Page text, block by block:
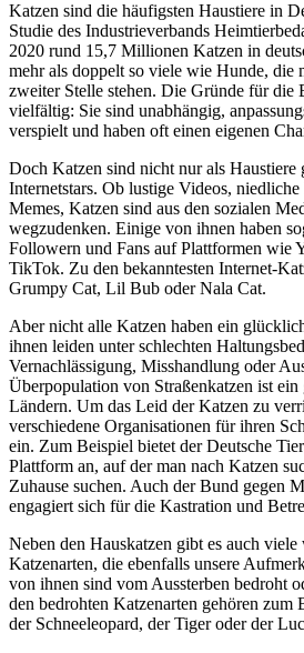
Katzen sind die häufigsten Haustiere in
Studie des Industrieverbands
2020 rund 15,7 Millionen Katzen in
mehr als doppelt so viele wie Hunde, die
zweiter Stelle stehen. Die Gründe für die
vielfältig: Sie sind unabhängig,
verspielt und haben oft einen eigenen
Doch Katzen sind nicht nur als Haustiere
Internetstars. Ob lustige Videos,
Memes, Katzen sind aus den sozialen
wegzudenken. Einige von ihnen haben
Followern und Fans auf Plattformen wie
TikTok. Zu den bekanntesten Internet-
Grumpy Cat, Lil Bub oder Nala Cat.
Aber nicht alle Katzen haben ein
ihnen leiden unter schlechten
Vernachlässigung, Misshandlung oder
Überpopulation von Straßenkatzen ist
Ländern. Um das Leid der Katzen zu
verschiedene Organisationen für ihren
ein. Zum Beispiel bietet der Deutsche
Plattform an, auf der man nach Katzen
Zuhause suchen. Auch der Bund gegen
engagiert sich für die Kastration und
Neben den Hauskatzen gibt es auch
Katzenarten, die ebenfalls unsere
von ihnen sind vom Aussterben bedroht
den bedrohten Katzenarten gehören zum
der Schneeleopard, der Tiger oder der